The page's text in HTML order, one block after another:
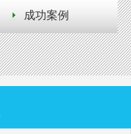
成功案例